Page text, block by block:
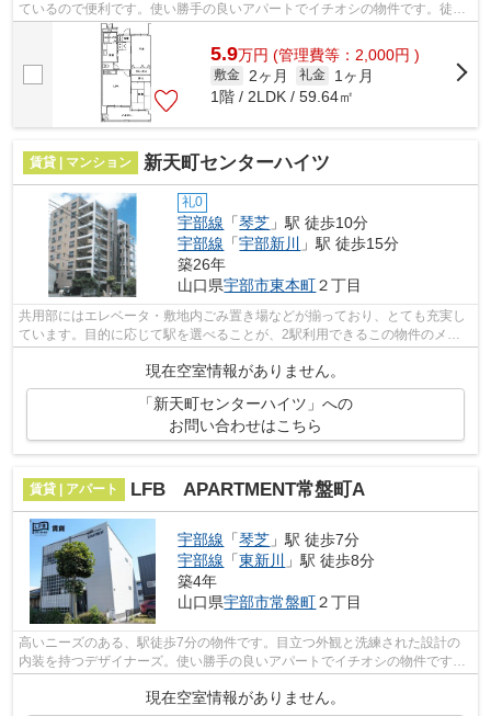
ているので便利です。使い勝手の良いアパートでイチオシの物件です。徒歩
12分で駅へのアクセスができる物件で...
5.9万円 (管理費等：2,000円 )
敷金 2ヶ月 礼金
1ヶ月
1階 / 2LDK / 59.64㎡
賃貸 | マンション 新天町センターハイツ
礼0
宇部線 「琴芝 」駅 徒歩10分
宇部線 「宇部新川
」駅 徒歩15分
築26年
山口県宇部市東本町２丁目
共用部にはエレベータ・敷地内ごみ置き場などが揃っており、とても充実し
ています。目的に応じて駅を選べることが、2駅利用できるこの物件のメリ
現在空室情報がありません。
「新天町センターハイツ」への
お問い合わせはこちら
賃貸 | アパート LFB APARTMENT常盤町A
宇部線 「琴芝 」駅 徒歩7分
宇部線 「東新川
」駅 徒歩8分
築4年
山口県宇部市常盤町２丁目
高いニーズのある、駅徒歩7分の物件です。目立つ外観と洗練された設計の
内装を持つデザイナーズ。使い勝手の良いアパートでイチオシの物件です。
2駅利用できる場所にあるので利便性が...
現在空室情報がありません。